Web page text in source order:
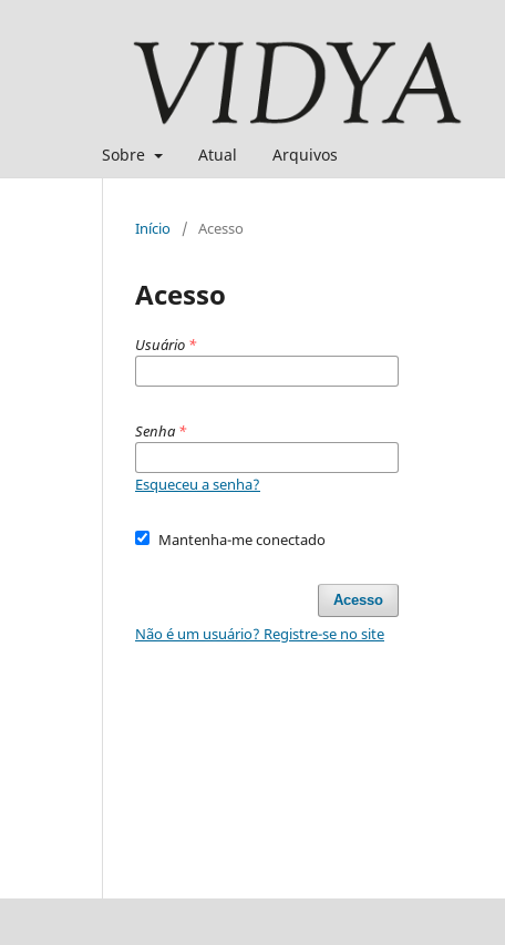
Sobre Atual Arquivos
Início / Acesso
Acesso
Usuário *
Senha *
Esqueceu a senha?
Mantenha-me conectado
Acesso
Não é um usuário? Registre-se no site